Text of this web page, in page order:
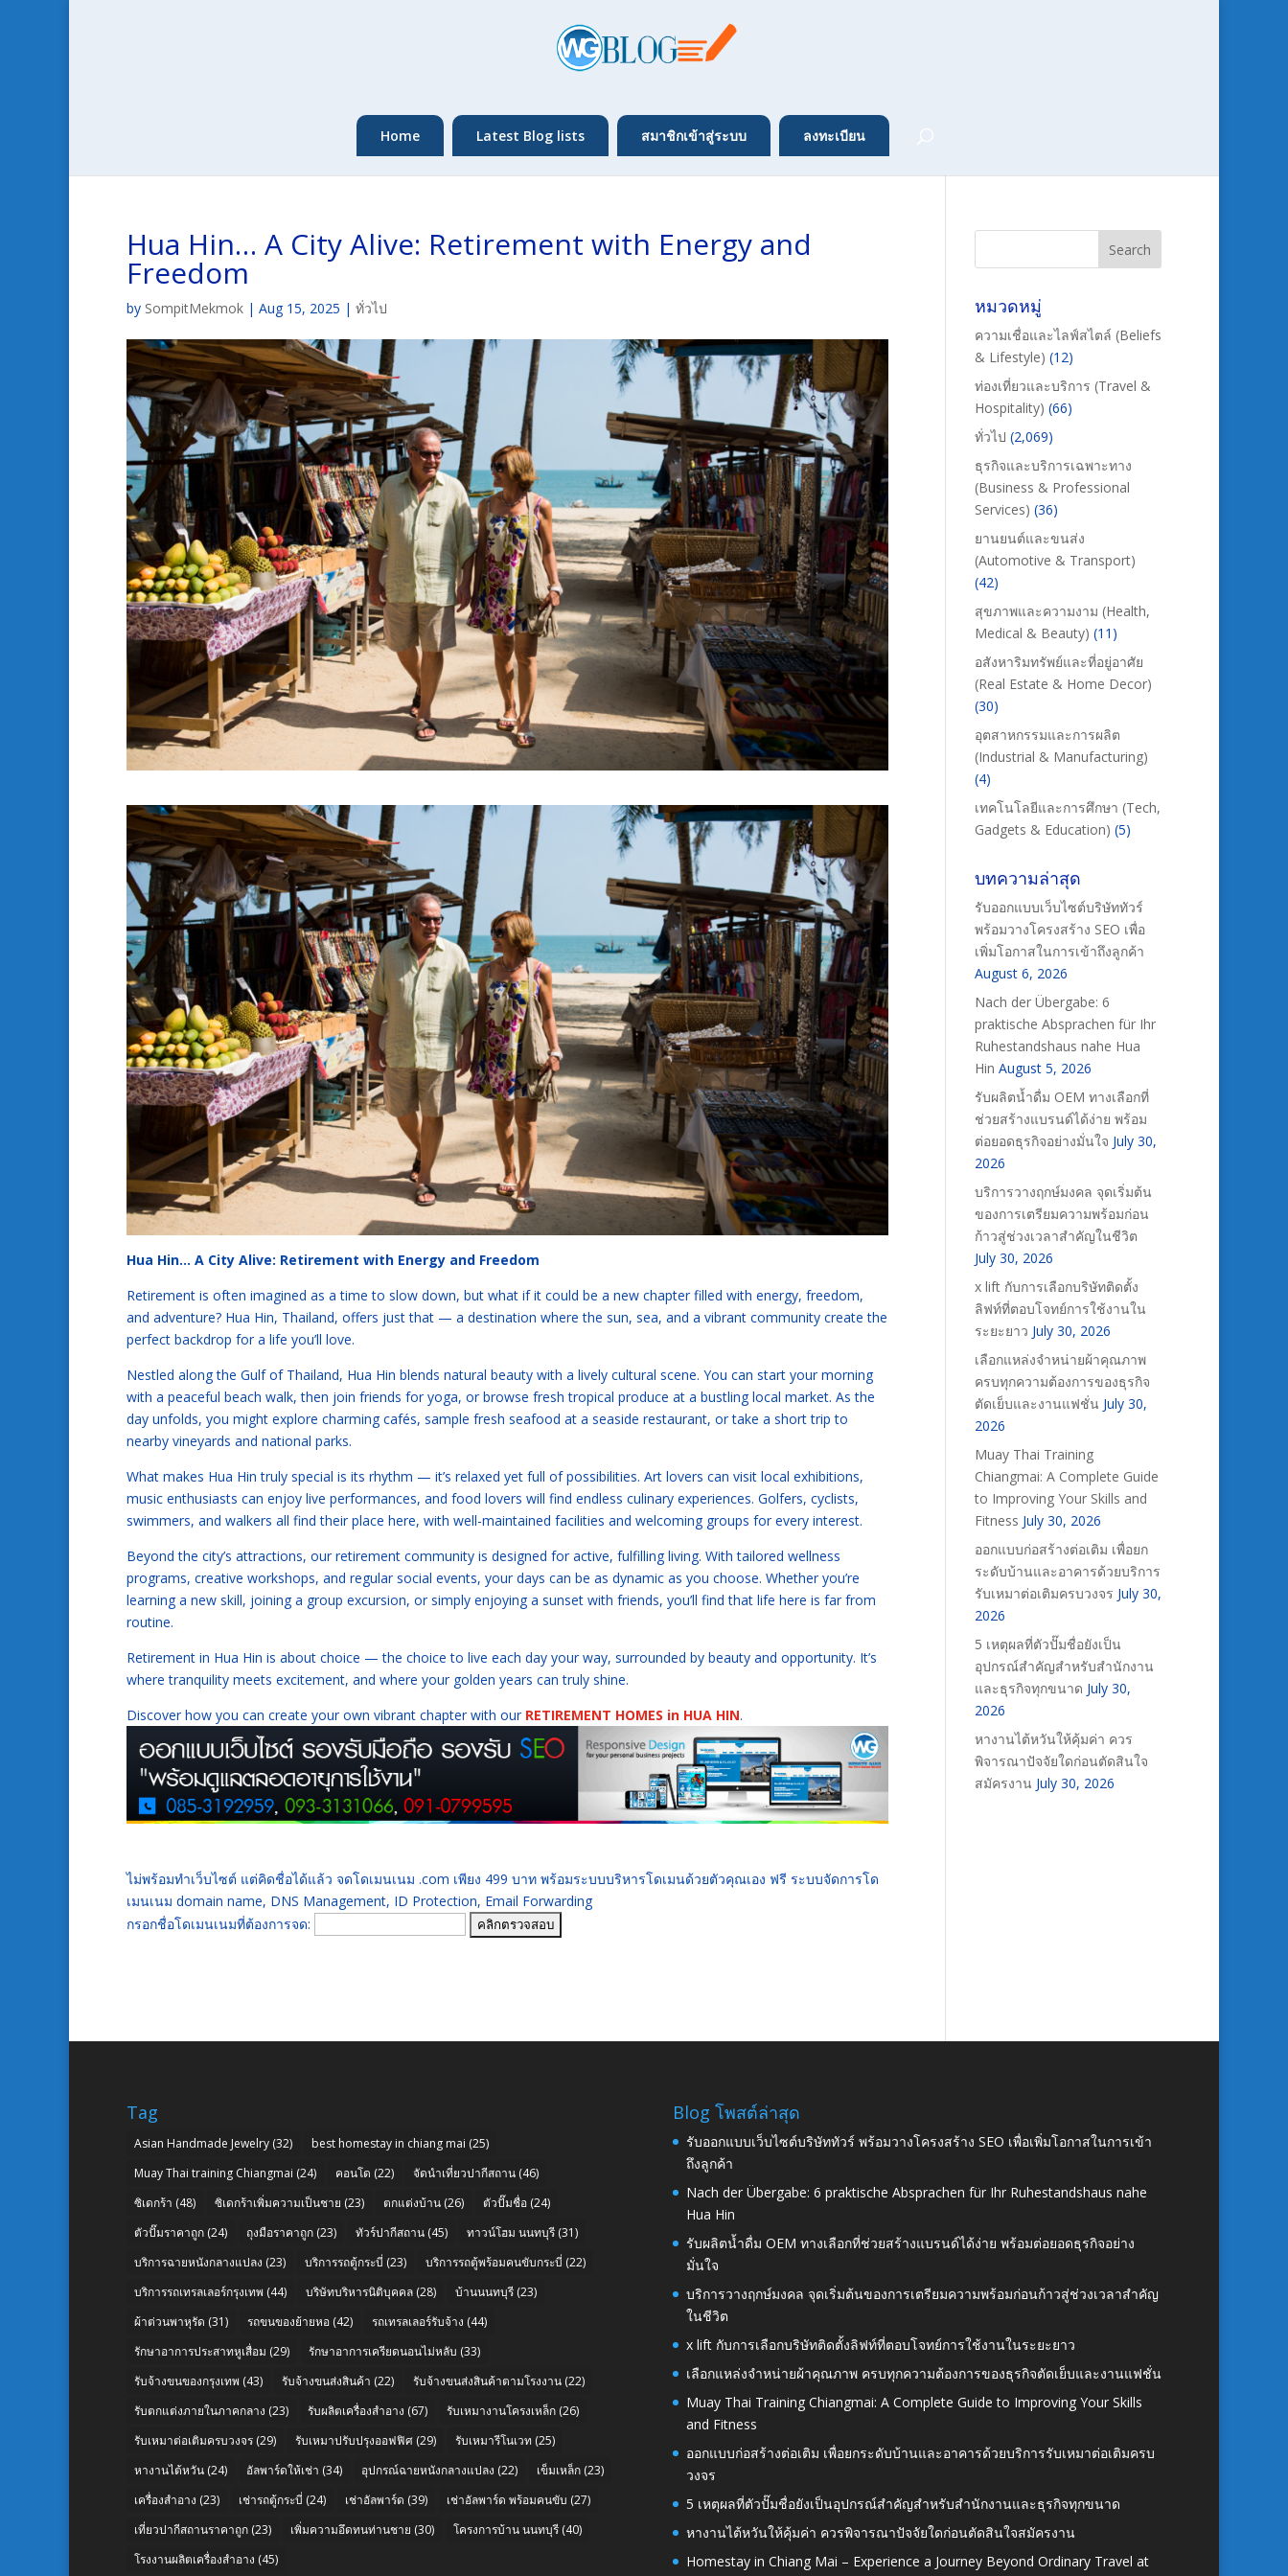
Home Latest Blog lists สมาชิกเข้าสู่ระบบ ลงทะเบียน
Hua Hin… A City Alive: Retirement with Energy and
Freedom
by SompitMekmok | Aug 15, 2025 | ทั่วไป
Hua Hin… A City Alive: Retirement with Energy and Freedom
Retirement is often imagined as a time to slow down, but what if it could be a new chapter filled with energy, freedom,
and adventure? Hua Hin, Thailand, offers just that — a destination where the sun, sea, and a vibrant community create the
perfect backdrop for a life you’ll love.
Nestled along the Gulf of Thailand, Hua Hin blends natural beauty with a lively cultural scene. You can start your morning
with a peaceful beach walk, then join friends for yoga, or browse fresh tropical produce at a bustling local market. As the
day unfolds, you might explore charming cafés, sample fresh seafood at a seaside restaurant, or take a short trip to
nearby vineyards and national parks.
What makes Hua Hin truly special is its rhythm — it’s relaxed yet full of possibilities. Art lovers can visit local exhibitions,
music enthusiasts can enjoy live performances, and food lovers will find endless culinary experiences. Golfers, cyclists,
swimmers, and walkers all find their place here, with well-maintained facilities and welcoming groups for every interest.
Beyond the city’s attractions, our retirement community is designed for active, fulfilling living. With tailored wellness
programs, creative workshops, and regular social events, your days can be as dynamic as you choose. Whether you’re
learning a new skill, joining a group excursion, or simply enjoying a sunset with friends, you’ll find that life here is far from
routine.
Retirement in Hua Hin is about choice — the choice to live each day your way, surrounded by beauty and opportunity. It’s
where tranquility meets excitement, and where your golden years can truly shine.
Discover how you can create your own vibrant chapter with our RETIREMENT HOMES in HUA HIN.
ไม่พร้อมทำเว็บไซต์ แต่คิดชื่อได้แล้ว จดโดเมนเนม .com เพียง 499 บาท พร้อมระบบบริหารโดเมนด้วยตัวคุณเอง ฟรี ระบบจัดการโด
เมนเนม domain name, DNS Management, ID Protection, Email Forwarding
กรอกชื่อโดเมนเนมที่ต้องการจด:
หมวดหมู่
ความเชื่อและไลฟ์สไตล์ (Beliefs
& Lifestyle) (12)
ท่องเที่ยวและบริการ (Travel &
Hospitality) (66)
ทั่วไป (2,069)
ธุรกิจและบริการเฉพาะทาง
(Business & Professional
Services) (36)
ยานยนต์และขนส่ง
(Automotive & Transport)
(42)
สุขภาพและความงาม (Health,
Medical & Beauty) (11)
อสังหาริมทรัพย์และที่อยู่อาศัย
(Real Estate & Home Decor)
(30)
อุตสาหกรรมและการผลิต
(Industrial & Manufacturing)
(4)
เทคโนโลยีและการศึกษา (Tech,
Gadgets & Education) (5)
บทความล่าสุด
รับออกแบบเว็บไซต์บริษัททัวร์
พร้อมวางโครงสร้าง SEO เพื่อ
เพิ่มโอกาสในการเข้าถึงลูกค้า
August 6, 2026
Nach der Übergabe: 6
praktische Absprachen für Ihr
Ruhestandshaus nahe Hua
Hin August 5, 2026
รับผลิตน้ำดื่ม OEM ทางเลือกที่
ช่วยสร้างแบรนด์ได้ง่าย พร้อม
ต่อยอดธุรกิจอย่างมั่นใจ July 30,
2026
บริการวางฤกษ์มงคล จุดเริ่มต้น
ของการเตรียมความพร้อมก่อน
ก้าวสู่ช่วงเวลาสำคัญในชีวิต
July 30, 2026
x lift กับการเลือกบริษัทติดตั้ง
ลิฟท์ที่ตอบโจทย์การใช้งานใน
ระยะยาว July 30, 2026
เลือกแหล่งจำหน่ายผ้าคุณภาพ
ครบทุกความต้องการของธุรกิจ
ตัดเย็บและงานแฟชั่น July 30,
2026
Muay Thai Training
Chiangmai: A Complete Guide
to Improving Your Skills and
Fitness July 30, 2026
ออกแบบก่อสร้างต่อเติม เพื่อยก
ระดับบ้านและอาคารด้วยบริการ
รับเหมาต่อเติมครบวงจร July 30,
2026
5 เหตุผลที่ตัวปั๊มชื่อยังเป็น
อุปกรณ์สำคัญสำหรับสำนักงาน
และธุรกิจทุกขนาด July 30,
2026
หางานไต้หวันให้คุ้มค่า ควร
พิจารณาปัจจัยใดก่อนตัดสินใจ
สมัครงาน July 30, 2026
Tag
Asian Handmade Jewelry (32) best homestay in chiang mai (25)
Muay Thai training Chiangmai (24) คอนโด (22) จัดนำเที่ยวปากีสถาน (46)
ซิเดกร้า (48) ซิเดกร้าเพิ่มความเป็นชาย (23) ตกแต่งบ้าน (26) ตัวปั๊มชื่อ (24)
ตัวปั๊มราคาถูก (24) ถุงมือราคาถูก (23) ทัวร์ปากีสถาน (45) ทาวน์โฮม นนทบุรี (31)
บริการฉายหนังกลางแปลง (23) บริการรถตู้กระบี่ (23) บริการรถตู้พร้อมคนขับกระบี่ (22)
บริการรถเทรลเลอร์กรุงเทพ (44) บริษัทบริหารนิติบุคคล (28) บ้านนนทบุรี (23)
ผ้าต่วนพาหุรัด (31) รถขนของย้ายหอ (42) รถเทรลเลอร์รับจ้าง (44)
รักษาอาการประสาทหูเสื่อม (29) รักษาอาการเครียดนอนไม่หลับ (33)
รับจ้างขนของกรุงเทพ (43) รับจ้างขนส่งสินค้า (22) รับจ้างขนส่งสินค้าตามโรงงาน (22)
รับตกแต่งภายในภาคกลาง (23) รับผลิตเครื่องสำอาง (67) รับเหมางานโครงเหล็ก (26)
รับเหมาต่อเติมครบวงจร (29) รับเหมาปรับปรุงออฟฟิศ (29) รับเหมารีโนเวท (25)
หางานไต้หวัน (24) อัลพาร์ดให้เช่า (34) อุปกรณ์ฉายหนังกลางแปลง (22) เข็มเหล็ก (23)
เครื่องสำอาง (23) เช่ารถตู้กระบี่ (24) เช่าอัลพาร์ด (39) เช่าอัลพาร์ด พร้อมคนขับ (27)
เที่ยวปากีสถานราคาถูก (23) เพิ่มความอึดทนท่านชาย (30) โครงการบ้าน นนทบุรี (40)
โรงงานผลิตเครื่องสำอาง (45)
Blog โพสต์ล่าสุด
รับออกแบบเว็บไซต์บริษัททัวร์ พร้อมวางโครงสร้าง SEO เพื่อเพิ่มโอกาสในการเข้า
ถึงลูกค้า
Nach der Übergabe: 6 praktische Absprachen für Ihr Ruhestandshaus nahe
Hua Hin
รับผลิตน้ำดื่ม OEM ทางเลือกที่ช่วยสร้างแบรนด์ได้ง่าย พร้อมต่อยอดธุรกิจอย่าง
มั่นใจ
บริการวางฤกษ์มงคล จุดเริ่มต้นของการเตรียมความพร้อมก่อนก้าวสู่ช่วงเวลาสำคัญ
ในชีวิต
x lift กับการเลือกบริษัทติดตั้งลิฟท์ที่ตอบโจทย์การใช้งานในระยะยาว
เลือกแหล่งจำหน่ายผ้าคุณภาพ ครบทุกความต้องการของธุรกิจตัดเย็บและงานแฟชั่น
Muay Thai Training Chiangmai: A Complete Guide to Improving Your Skills
and Fitness
ออกแบบก่อสร้างต่อเติม เพื่อยกระดับบ้านและอาคารด้วยบริการรับเหมาต่อเติมครบ
วงจร
5 เหตุผลที่ตัวปั๊มชื่อยังเป็นอุปกรณ์สำคัญสำหรับสำนักงานและธุรกิจทุกขนาด
หางานไต้หวันให้คุ้มค่า ควรพิจารณาปัจจัยใดก่อนตัดสินใจสมัครงาน
Homestay in Chiang Mai – Experience a Journey Beyond Ordinary Travel at